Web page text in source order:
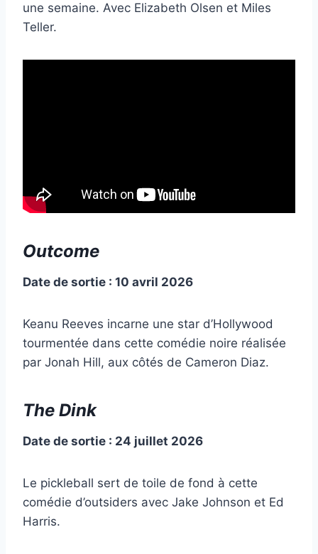
une semaine. Avec Elizabeth Olsen et Miles
Teller.
Outcome
Date de sortie : 10 avril 2026
Keanu Reeves incarne une star d’Hollywood
tourmentée dans cette comédie noire réalisée
par Jonah Hill, aux côtés de Cameron Diaz.
The Dink
Date de sortie : 24 juillet 2026
Le pickleball sert de toile de fond à cette
comédie d’outsiders avec Jake Johnson et Ed
Harris.